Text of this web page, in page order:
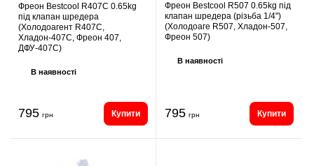
Фреон Bestcool R407C 0.65kg
під клапан шредера
(Холодоагент R407C,
Хладон-407C, Фреон 407,
ДФУ-407C)
В наявності
795 грн Купити
Фреон Bestcool R507 0.65kg під
клапан шредера (різьба 1/4")
(Холодоаге R507, Хладон-507,
Фреон 507)
В наявності
795 грн Купити